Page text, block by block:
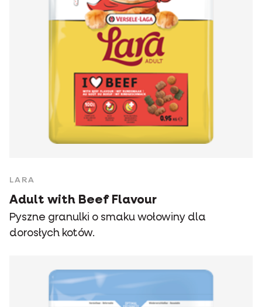
LARA
Adult with Beef Flavour
Pyszne granulki o smaku wołowiny dla
dorosłych kotów.